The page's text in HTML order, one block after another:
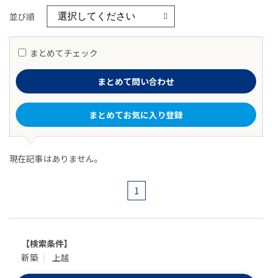
並び順
まとめてチェック
まとめて問い合わせ
まとめてお気に入り登録
現在記事はありません。
1
【検索条件】
新築
上越